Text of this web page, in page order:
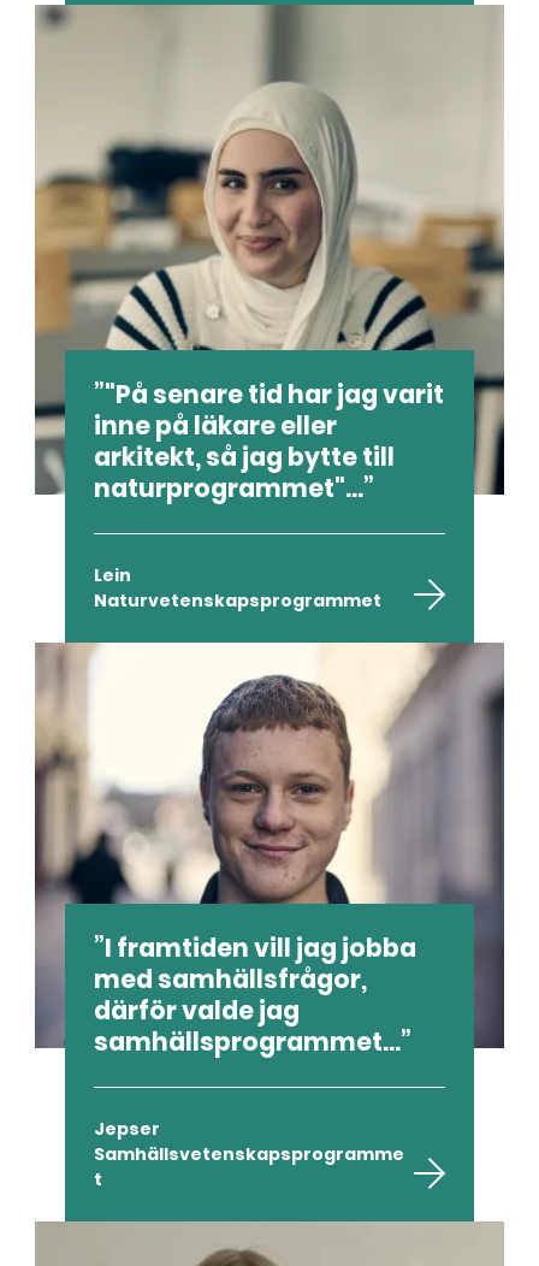
"På senare tid har jag varit
inne på läkare eller
arkitekt, så jag bytte till
naturprogrammet"...
Lein
Naturvetenskapsprogrammet
I framtiden vill jag jobba
med samhällsfrågor,
därför valde jag
samhällsprogrammet...
Jepser
Samhällsvetenskapsprogramme
t